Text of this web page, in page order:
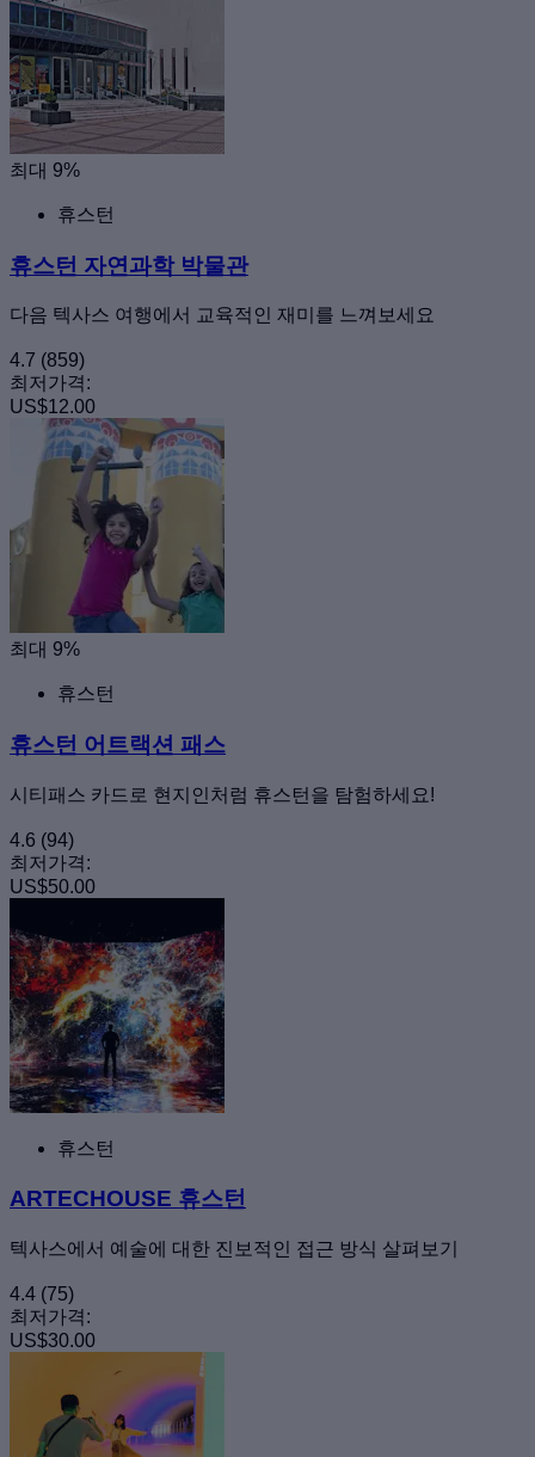
최대 9%
휴스턴
휴스턴 자연과학 박물관
다음 텍사스 여행에서 교육적인 재미를 느껴보세요
4.7 (859)
최저가격:
US$12.00
최대 9%
휴스턴
휴스턴 어트랙션 패스
시티패스 카드로 현지인처럼 휴스턴을 탐험하세요!
4.6 (94)
최저가격:
US$50.00
휴스턴
ARTECHOUSE 휴스턴
텍사스에서 예술에 대한 진보적인 접근 방식 살펴보기
4.4 (75)
최저가격:
US$30.00